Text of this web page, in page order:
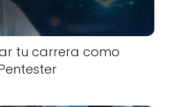
tu carrera como